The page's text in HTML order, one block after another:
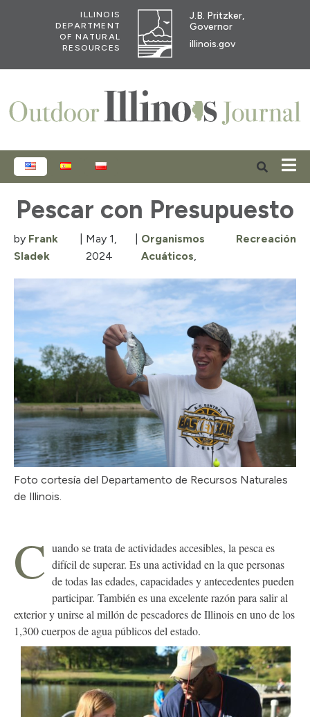
ILLINOIS
DEPARTMENT
OF NATURAL
RESOURCES
J.B. Pritzker,
Governor
illinois.gov
ENGLISHESPAÑOL
Pescar con Presupuesto
by Frank
Sladek
May 1,
2024
Organismos
Acuáticos
Recreación
Foto cortesía del Departamento de Recursos Naturales
de Illinois.
C uando se trata de actividades accesibles, la pesca es
difícil de superar. Es una actividad en la que personas
de todas las edades, capacidades y antecedentes pueden
participar. También es una excelente razón para salir al
exterior y unirse al millón de pescadores de Illinois en uno de los
1,300 cuerpos de agua públicos del estado.